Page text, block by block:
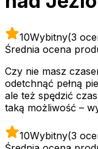
10Wybitny(3
Średnia ocena
Czy nie masz
odetchnąć pełną
ale też spędzić
taką możliwość –
10Wybitny(3